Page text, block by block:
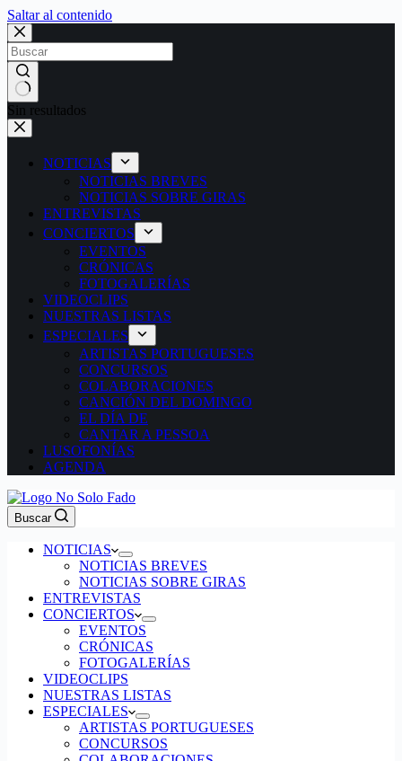
Saltar al contenido
Sin resultados
NOTICIAS
NOTICIAS BREVES
NOTICIAS SOBRE GIRAS
ENTREVISTAS
CONCIERTOS
EVENTOS
CRÓNICAS
FOTOGALERÍAS
VIDEOCLIPS
NUESTRAS LISTAS
ESPECIALES
ARTISTAS PORTUGUESES
CONCURSOS
COLABORACIONES
CANCIÓN DEL DOMINGO
EL DÍA DE
CANTAR A PESSOA
LUSOFONÍAS
AGENDA
Buscar
NOTICIAS
NOTICIAS BREVES
NOTICIAS SOBRE GIRAS
ENTREVISTAS
CONCIERTOS
EVENTOS
CRÓNICAS
FOTOGALERÍAS
VIDEOCLIPS
NUESTRAS LISTAS
ESPECIALES
ARTISTAS PORTUGUESES
CONCURSOS